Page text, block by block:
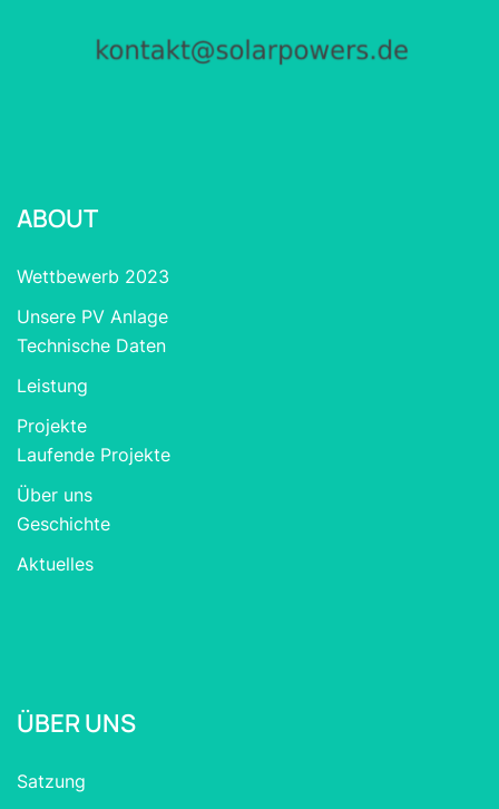
ABOUT
Wettbewerb 2023
Unsere PV Anlage
Technische Daten
Leistung
Projekte
Laufende Projekte
Über uns
Geschichte
Aktuelles
ÜBER UNS
Satzung